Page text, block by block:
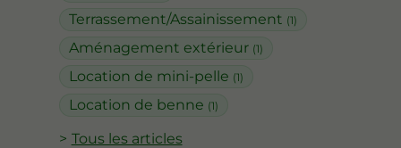
Terrassement/Assainissement (1)
Aménagement extérieur (1)
Location de mini-pelle (1)
Location de benne (1)
Tous les articles